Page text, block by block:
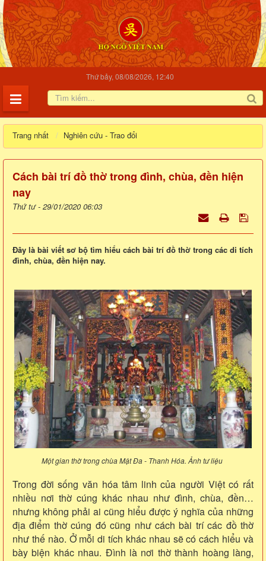
Thứ bảy, 08/08/2026, 12:40
Trang nhất Nghiên cứu - Trao đổi
Cách bài trí đồ thờ trong đình, chùa, đền hiện
nay
Thứ tư - 29/01/2020 06:03
Đây là bài viết sơ bộ tìm hiểu cách bài trí đồ thờ trong các di tích
đình, chùa, đền hiện nay.
Một gian thờ trong chùa Mật Đa - Thanh Hóa. Ảnh tư liệu
Trong đời sống văn hóa tâm linh của người Việt có rất
nhiều nơi thờ cúng khác nhau như đình, chùa, đền…
nhưng không phải ai cũng hiểu được ý nghĩa của những
địa điểm thờ cúng đó cũng như cách bài trí các đồ thờ
như thế nào. Ở mỗi di tích khác nhau sẽ có cách hiểu và
bày biện khác nhau. Đình là nơi thờ thành hoàng làng,